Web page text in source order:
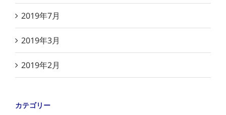
2019年7月
2019年3月
2019年2月
カテゴリー